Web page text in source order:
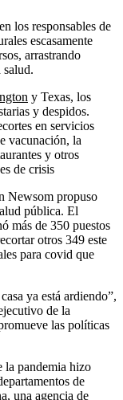
los responsables de
escasamente
arrastrando
salud.
y Texas, los
y despidos.
en servicios
vacunación, la
y otros
de crisis
Newsom propuso
pública. El
más de 350 puestos
otros 349 este
para covid que
ya está ardiendo”,
de la
las políticas
la pandemia hizo
de
una agencia de